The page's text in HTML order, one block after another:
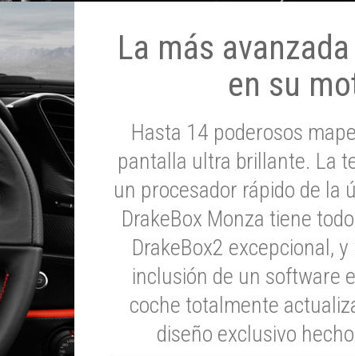
La más
en su
Hasta 14 poderosos
pantalla ultra brillante. La
un procesador rápido de la
DrakeBox Monza tiene
DrakeBox2 excepcional,
inclusión de un software
coche totalmente
diseño exclusivo